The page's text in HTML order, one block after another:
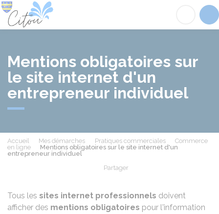
Mentions obligatoires sur
le site internet d'un
entrepreneur individuel
Accueil Mes démarches Pratiques commerciales
Commerce
en ligne
Mentions obligatoires sur le site internet d'un
entrepreneur individuel
Partager
Tous les sites internet professionnels doivent
afficher des mentions obligatoires pour l'information